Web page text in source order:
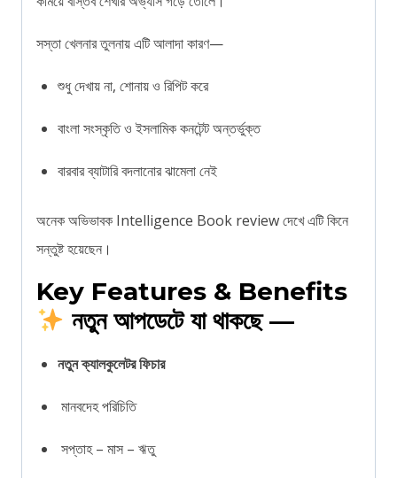
সস্তা খেলনার তুলনায় এটি আলাদা কারণ—
শুধু দেখায় না, শোনায় ও রিপিট করে
বাংলা সংস্কৃতি ও ইসলামিক কনটেন্ট অন্তর্ভুক্ত
বারবার ব্যাটারি বদলানোর ঝামেলা নেই
অনেক অভিভাবক Intelligence Book review দেখে এটি কিনে
সন্তুষ্ট হয়েছেন।
Key Features & Benefits
নতুন আপডেটে যা থাকছে —
নতুন ক্যালকুলেটর ফিচার
মানবদেহ পরিচিতি
সপ্তাহ – মাস – ঋতু